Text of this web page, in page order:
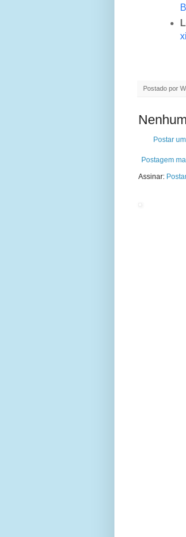
Postado por
Postar
Postagem
Assinar: